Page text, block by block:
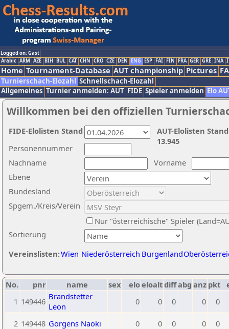
Logged on: Gast
Arabic ARM AZE BIH BUL CAT CHN CRO CZE DEN ENG ESP FAI FIN FRA GER GRE INA
Home Tournament-Database AUT championship Pictures
Turnierschach-Elozahl Schnellschach-Elozahl
Allgemeines Turnier anmelden: AUT FIDE Spieler anmelden Elo
Willkommen bei den offiziellen
Nachname
Vorname
Ebene
Sortierung
Personennummer
Bundesland
Spgem./Kreis/Verein
Nur "österreichische" Spieler
Vereinslisten:Wien Niederösterreich Burgenland
AUT-Elolisten
13.945
FIDE-Elolisten Stand
No. pnr name sex eloeloaltdiffabg anz pkt
1 149446 Brandstetter
Leon
0 0 0 0 0
2 149448 Görgens Naoki 0 0 0 0 0